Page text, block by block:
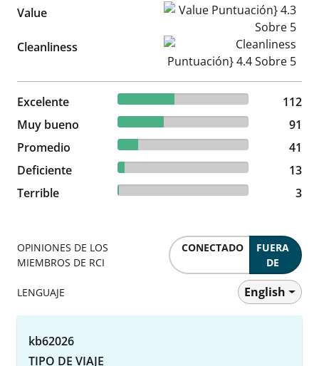
Value Value Puntuación} 4.3 Sobre
Cleanliness Cleanliness Puntuación} 4.4
Excelente 43.08% reviewed Excelente
112 reviews
112
Muy bueno
35% reviewed Muy bueno
91 reviews
91
Promedio
15.77% reviewed Promedio
41 reviews
41
Deficiente
5% reviewed Deficiente
13 reviews
13
Terrible
1.15% reviewed Terrible
3 reviews 3
OPINIONES DE LOS
MIEMBROS DE RCI
CONECTADO
FUERA
DE
LENGUAJE English
kb62026
TIPO DE VIAJE